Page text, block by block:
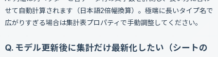
せて自動計算されます（日本語2倍幅換算）。極端に長いタイプ名で
広がりすぎる場合は集計表プロパティで手動調整してください。
Q. モデル更新後に集計だけ最新化したい（シートの